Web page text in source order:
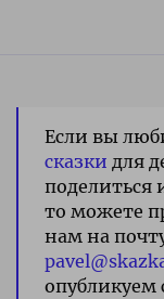
Если вы
сказки для
поделиться
то можете
нам на
опубликуем